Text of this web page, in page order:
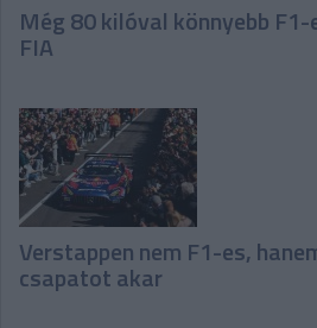
Még 80 kilóval könnyebb
FIA
Verstappen nem F1-es,
csapatot akar